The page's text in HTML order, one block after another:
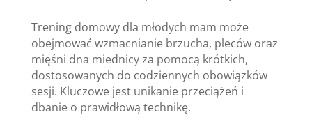
Trening domowy dla młodych mam może
obejmować wzmacnianie brzucha, pleców oraz
mięśni dna miednicy za pomocą krótkich,
dostosowanych do codziennych obowiązków
sesji. Kluczowe jest unikanie przeciążeń i
dbanie o prawidłową technikę.